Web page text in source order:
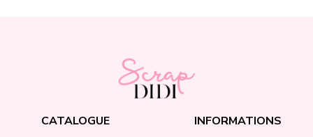
CATALOGUE INFORMATIONS